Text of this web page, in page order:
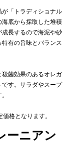
「トラディショナル
底から採取した堆積
長するので海泥や砂
有の旨味とバランス
菌効果のあるオレガ
す。サラダやスープ
格となります。
ーニアン